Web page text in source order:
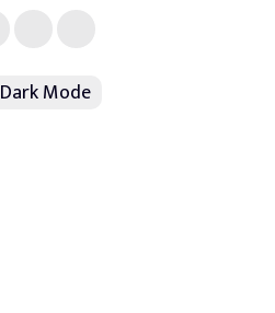
Dark Mode